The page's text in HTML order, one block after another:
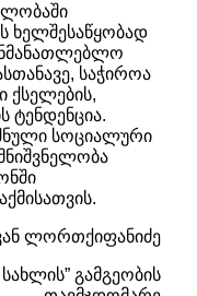
ხელშესაწყობად
საჭიროა
ტენდენცია.
სოციალური
ლორთქიფანიძე
გამგეობის